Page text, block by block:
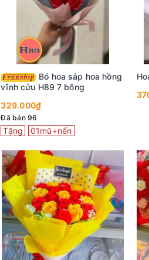
vĩnh cửu H89 7 bông
329.000₫
Đã bán 96
Tặng 01mũ+nến